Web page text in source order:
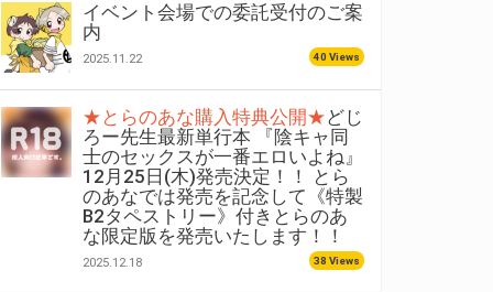
イベント会場での委託受付のご案
内
2025.11.22 40 Views
★とらのあな購入特典公開★どじ
ろー先生最新単行本 『陰キャ同
士のセックスが一番エロいよね』
12月25日(木)発売決定！！ とら
のあなでは発売を記念して《特製
B2タペストリー》付きとらのあ
な限定版を発売いたします！！
2025.12.18 38 Views